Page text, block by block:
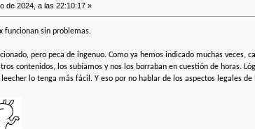
de 2024, a las 22:10:17 »
funcionan sin problemas.
pero peca de ingenuo. Como ya hemos indicado muchas veces,
contenidos, los subíamos y nos los borraban en cuestión de horas.
lo tenga más fácil. Y eso por no hablar de los aspectos legales